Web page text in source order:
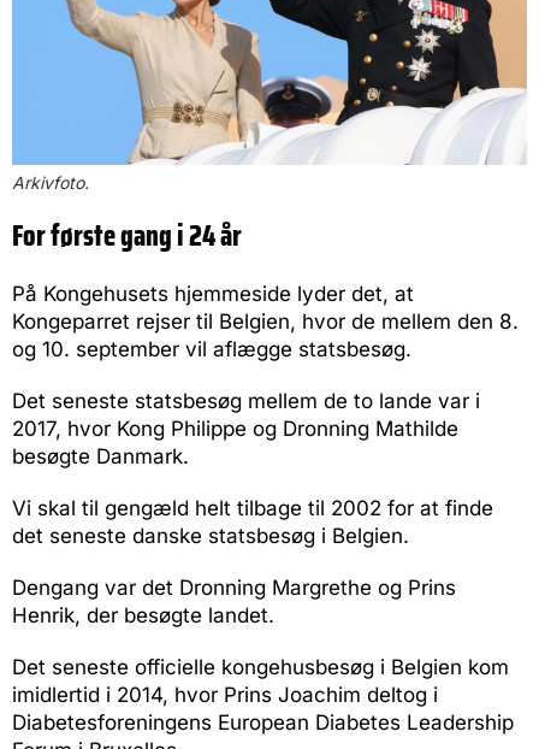
Arkivfoto.
For første gang i 24 år
På Kongehusets hjemmeside lyder det, at
Kongeparret rejser til Belgien, hvor de mellem den 8.
og 10. september vil aflægge statsbesøg.
Det seneste statsbesøg mellem de to lande var i
2017, hvor Kong Philippe og Dronning Mathilde
besøgte Danmark.
Vi skal til gengæld helt tilbage til 2002 for at finde
det seneste danske statsbesøg i Belgien.
Dengang var det Dronning Margrethe og Prins
Henrik, der besøgte landet.
Det seneste officielle kongehusbesøg i Belgien kom
imidlertid i 2014, hvor Prins Joachim deltog i
Diabetesforeningens European Diabetes Leadership